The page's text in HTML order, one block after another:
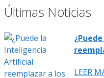
Últimas Noticias
LEER